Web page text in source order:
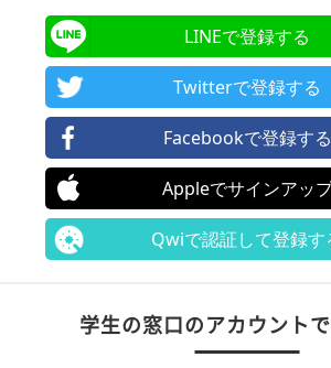
LINEで登録する
Twitterで登録する
Facebookで登録する
Appleでサインアッ
Qwiで認証して登録す
学生の窓口のアカウント